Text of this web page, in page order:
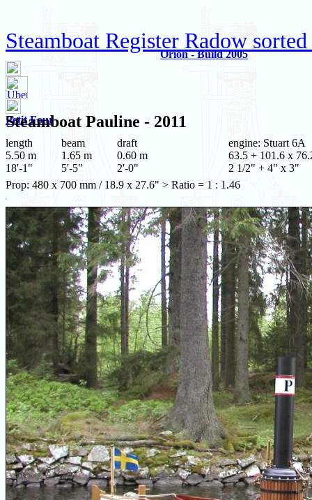
Steamboat Register Radow
Orion - Build 2005
Petit Four
Steamboat Pauline - 2011
length
5.50 m
18'-1"
beam
1.65 m
5'-5"
draft
0.60 m
2'-0"
engine: Stuart 6A
63.5 + 101.6 x
2 1/2" + 4" x 3"
Prop: 480 x 700 mm / 18.9 x 27.6" > Ratio = 1 : 1.46